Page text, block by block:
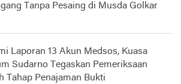
Tanpa Pesaing di Musda Golkar
Laporan 13 Akun Medsos, Kuasa
Sudarno Tegaskan Pemeriksaan
Tahap Penajaman Bukti